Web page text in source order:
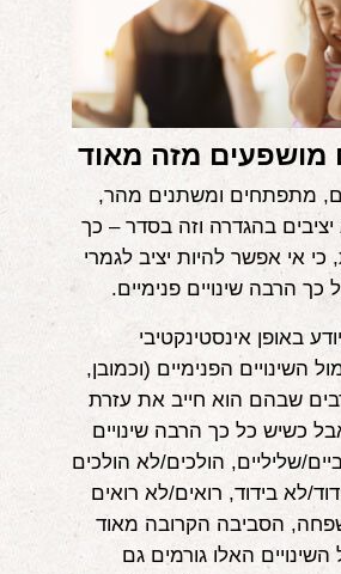
מושפעים מזה מאוד
מתפתחים ומשתנים מהר,
בהגדרה וזה בסדר – כך
כי אי אפשר להיות יציב לגמרי
כך הרבה שינויים פנימיים.
באופן אינסטינקטיבי
השינויים הפנימיים (וכמובן,
שבהם הוא חייב את עזרת
כשיש כל כך הרבה שינויים
שליליים, הולכים/לא הולכים
לא בידוד, רואים/לא רואים
הסביבה הקרובה מאוד
האלו גורמים גם